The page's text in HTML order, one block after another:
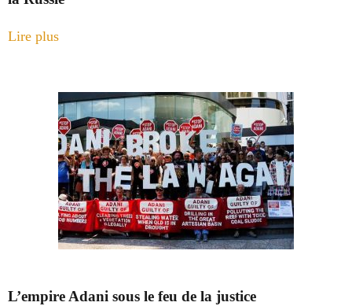
Lire plus
L’empire Adani sous le feu de la justice